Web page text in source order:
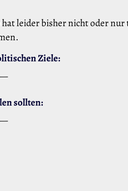
leider bisher nicht oder
Ziele:
—
sollten:
—